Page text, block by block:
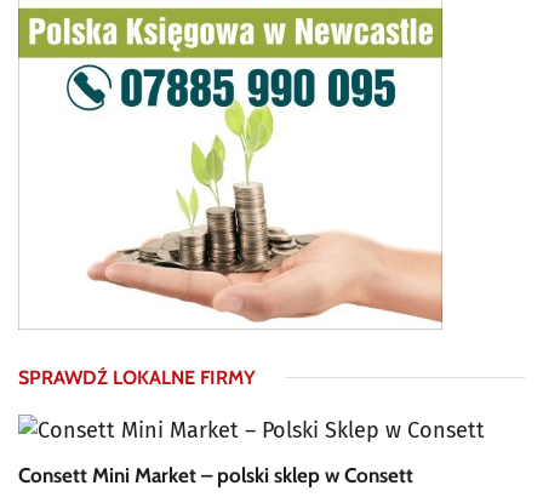
SPRAWDŹ LOKALNE FIRMY
Consett Mini Market – polski sklep w Consett